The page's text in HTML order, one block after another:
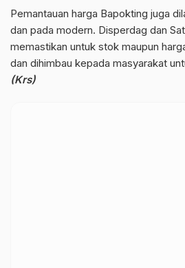
Pemantauan harga Bapokting juga
dan pada modern. Disperdag dan
memastikan untuk stok maupun
dan dihimbau kepada masyarakat
(Krs)